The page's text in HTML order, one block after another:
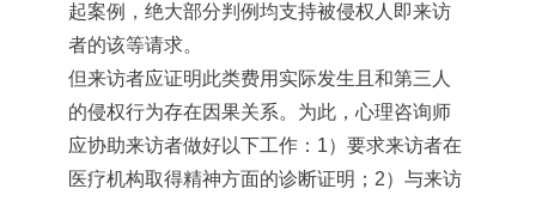
起案例，绝大部分判例均支持被侵权人即来访
者的该等请求。
但来访者应证明此类费用实际发生且和第三人
的侵权行为存在因果关系。为此，心理咨询师
应协助来访者做好以下工作：1）要求来访者在
医疗机构取得精神方面的诊断证明；2）与来访